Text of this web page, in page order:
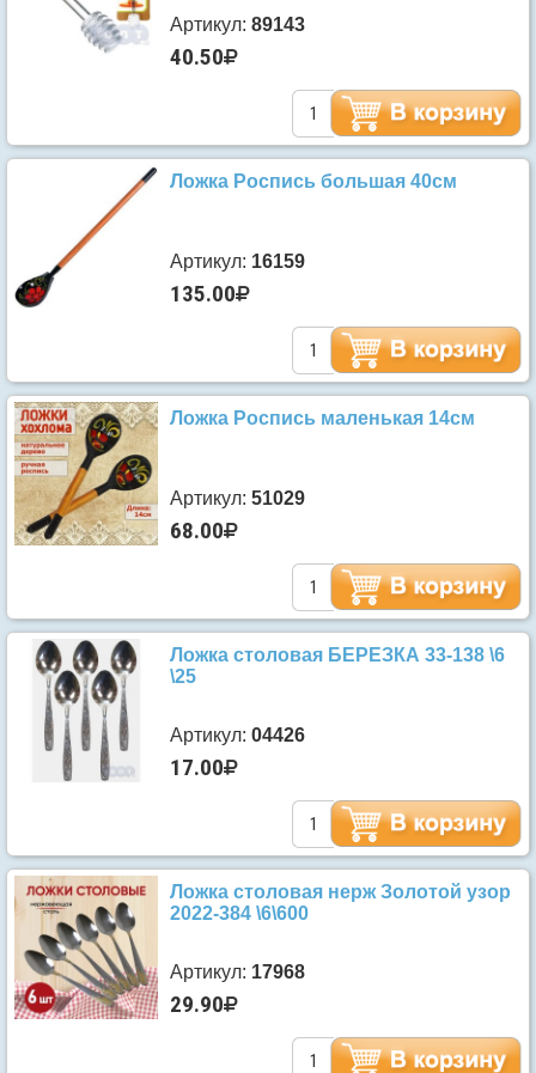
Артикул: 89143
40.50
Ложка Роспись большая 40см
Артикул: 16159
135.00
Ложка Роспись маленькая 14см
Артикул: 51029
68.00
Ложка столовая БЕРЕЗКА 33-138 \6
\25
Артикул: 04426
17.00
Ложка столовая нерж Золотой узор
2022-384 \6\600
Артикул: 17968
29.90